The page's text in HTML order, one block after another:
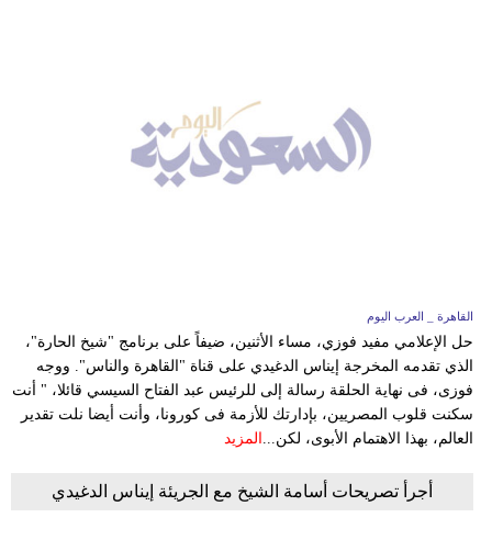
القاهرة _ العرب اليوم
حل الإعلامي مفيد فوزي، مساء الأثنين، ضيفاً على برنامج "شيخ الحارة"،
الذي تقدمه المخرجة إيناس الدغيدي على قناة "القاهرة والناس". ووجه
فوزى، فى نهاية الحلقة رسالة إلى للرئيس عبد الفتاح السيسي قائلا، " أنت
سكنت قلوب المصريين، بإدارتك للأزمة فى كورونا، وأنت أيضا نلت تقدير
العالم، بهذا الاهتمام الأبوى، لكن...
المزيد
أجرأ تصريحات أسامة الشيخ مع الجريئة إيناس الدغيدي